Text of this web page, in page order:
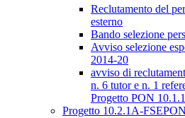
Reclutamento del
esterno
Bando selezione
Avviso selezione
2014-20
avviso di
n. 6 tutor e n. 1
Progetto PON
Progetto 10.2.1A-